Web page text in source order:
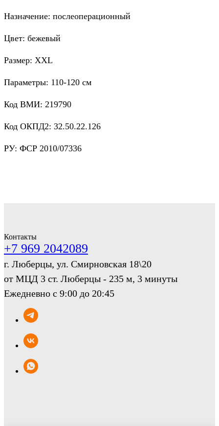
Назначение: послеоперационный
Цвет: бежевый
Размер: XXL
Параметры: 110-120 см
Код ВМИ: 219790
Код ОКПД2: 32.50.22.126
РУ: ФСР 2010/07336
Контакты
+7 969 2042089
г. Люберцы, ул. Смирновская 18\20
от МЦД 3 ст. Люберцы - 235 м, 3 минуты
Ежедневно с 9:00 до 20:45